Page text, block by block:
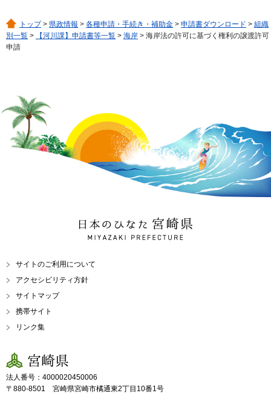
トップ> 県政情報 > 各種申請・手続き・補助金 > 申請書ダウンロード > 組織
別一覧 > 【河川課】申請書等一覧 > 海岸 > 海岸法の許可に基づく権利の譲渡許可
申請
日本のひなた 宮崎県
MIYAZAKI PREFECTURE
サイトのご利用について
アクセシビリティ方針
サイトマップ
携帯サイト
リンク集
宮崎県
法人番号：4000020450006
〒880-8501 宮崎県宮崎市橘通東2丁目10番1号